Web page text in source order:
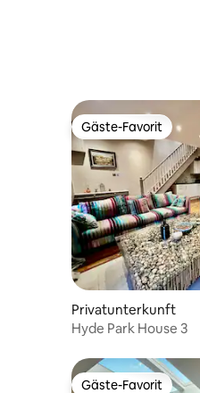
Gäste-Favorit
Gäste-Favorit
Privatunterkunft
Hyde Park House 3
Gäste-Favorit